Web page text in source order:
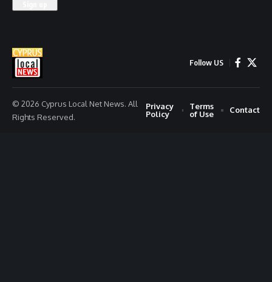
Follow US
© 2026 Cyprus Local Net News. All
Rights Reserved.
Privacy
Policy
Terms
of Use
Contact